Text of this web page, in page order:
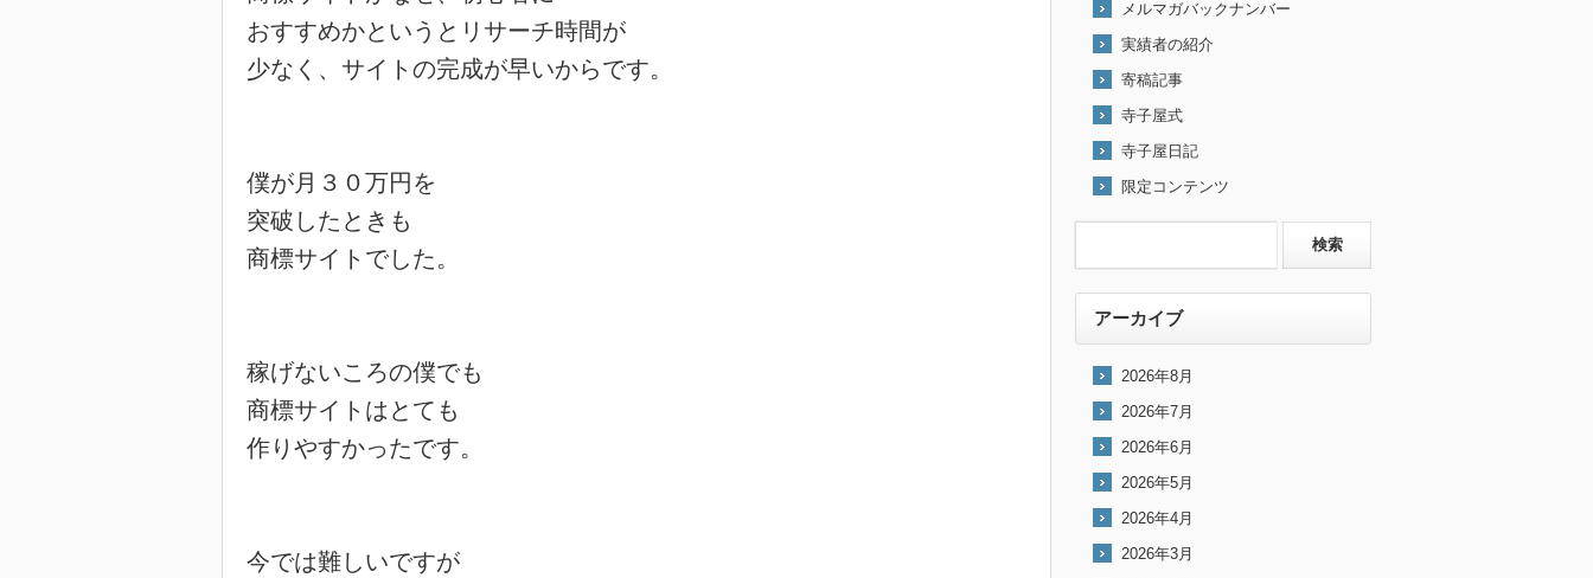
おすすめかというとリサーチ時間が
少なく、サイトの完成が早いからです。
僕が月３０万円を
突破したときも
商標サイトでした。
稼げないころの僕でも
商標サイトはとても
作りやすかったです。
今では難しいですが
メルマガバックナンバー
実績者の紹介
寄稿記事
寺子屋式
寺子屋日記
限定コンテンツ
アーカイブ
2026年8月
2026年7月
2026年6月
2026年5月
2026年4月
2026年3月